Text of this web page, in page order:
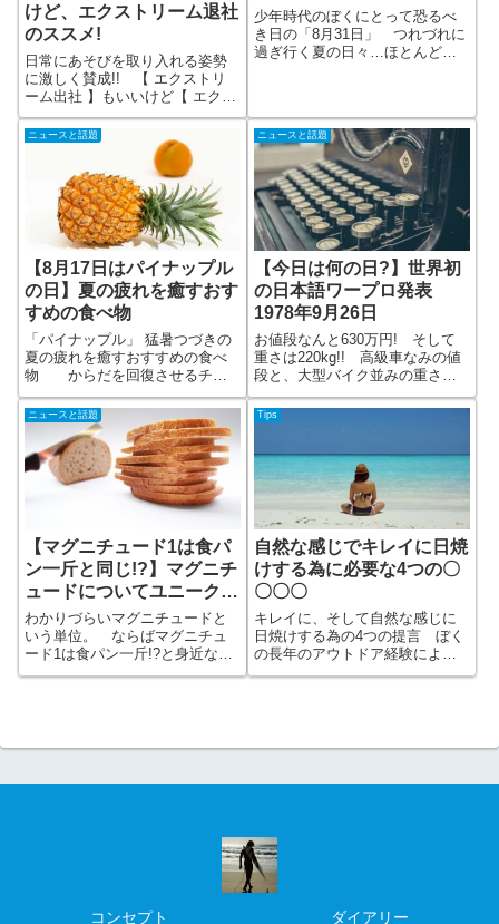
けど、エクストリーム退社
のススメ!
日常にあそびを取り入れる姿勢
に激しく賛成!! 【 エクストリ
ーム出社 】もいいけど【 エクス
トリーム退社 】もやってみまし
ょう!! 定時ダッシュで海へGO
しましょう!! 退社しついでにハ
ワイまで行ってみる??
少年時代のぼくにとって恐るべ
き日の「8月31日」 つれづれに
過ぎ行く夏の日々…ほとんど何
ったら 8月32日があったらなな
どと思ってみても、あとの祭り
ニュースと話題
【8月17日はパイナップル
の日】夏の疲れを癒すおす
すめの食べ物
「パイナップル」 猛暑つづきの
夏の疲れを癒すおすすめの食べ
物 からだを回復させるチカ
ラが熱帯育ちのパイナップルに
はある!! わたしのとびっきりパ
イナポー体験もどうぞ
ニュースと話題
【今日は何の日?】世界初
の日本語ワープロ発表
1978年9月26日
お値段なんと630万円! そして
重さは220kg!! 高級車なみの値
段と、大型バイク並みの重さで
世に躍り出た世界初の日本語ワ
ードプロセッサ、東芝「JW-10」
発表の日。 日本語入力の原点
ニュースと話題
【マグニチュード1は食パ
ン一斤と同じ!?】マグニチ
ュードについてユニークに
わかりやすく
わかりづらいマグニチュードと
いう単位。 ならばマグニチュ
ード1は食パン一斤!?と身近な食
べ物とむりやり結び付けてみる
Tips
自然な感じでキレイに日焼
けする為に必要な4つの〇
〇〇〇
キレイに、そして自然な感じに
日焼けする為の4つの提言 ぼく
の長年のアウトドア経験による
紫外線の蓄積ノウハウから、無
コンセプト ダイアリー